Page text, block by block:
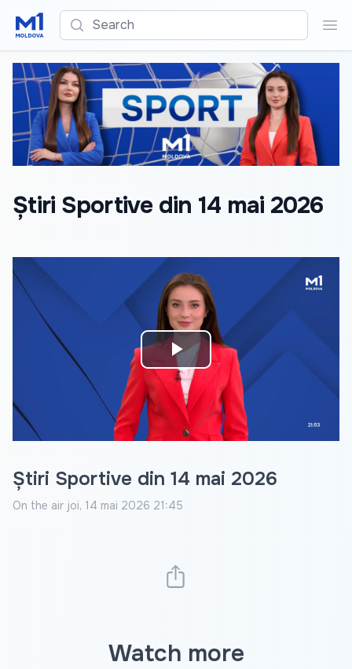
Search
Știri Sportive din 14 mai 2026
Play
Video
Știri Sportive din 14 mai 2026
On the air joi, 14 mai 2026 21:45
Watch more